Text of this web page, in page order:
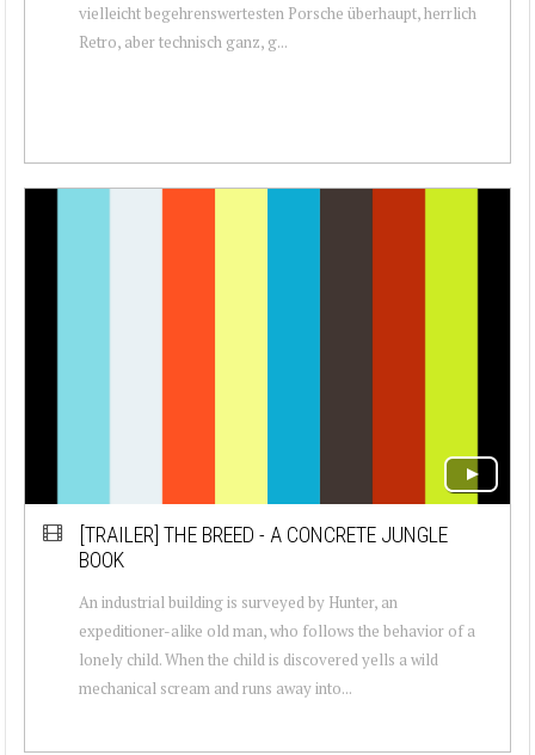
vielleicht begehrenswertesten Porsche überhaupt, herrlich
Retro, aber technisch ganz, g...
[TRAILER] THE BREED - A CONCRETE JUNGLE
BOOK
An industrial building is surveyed by Hunter, an
expeditioner-alike old man, who follows the behavior of a
lonely child. When the child is discovered yells a wild
mechanical scream and runs away into...